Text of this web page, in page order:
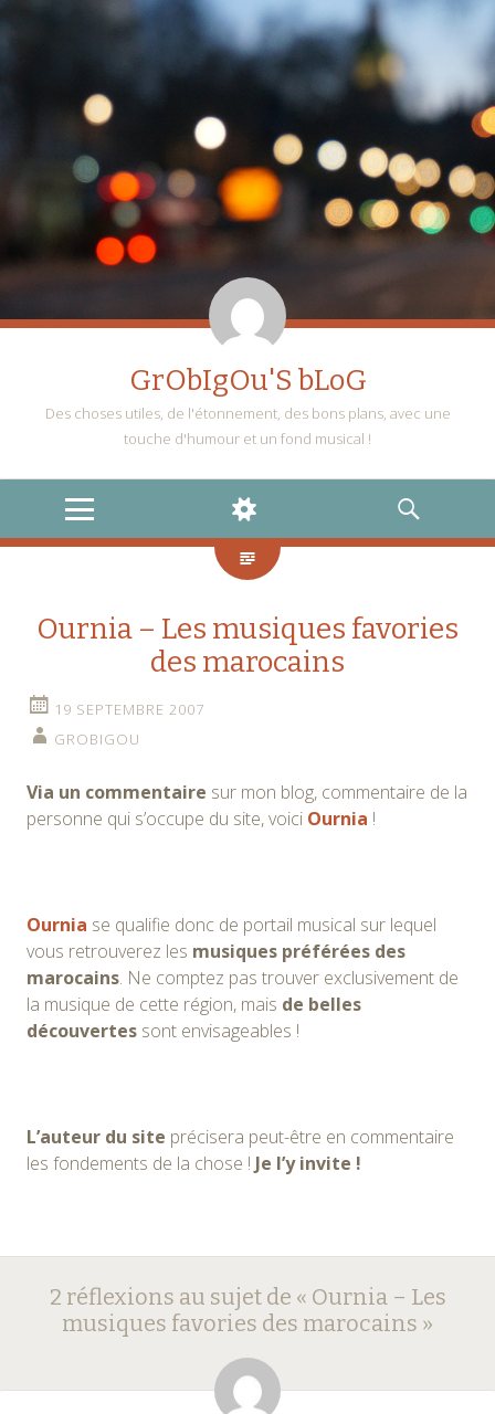
GrObIgOu'S bLoG
Des choses utiles, de l'étonnement, des bons plans, avec une
touche d'humour et un fond musical !
MENU
WIDGETS
RECHERCHE
Ournia – Les musiques favories
des marocains
19 SEPTEMBRE 2007
GROBIGOU
Via un commentaire sur mon blog, commentaire de la
personne qui s’occupe du site, voici Ournia !
Ournia se qualifie donc de portail musical sur lequel
vous retrouverez les musiques préférées des
marocains. Ne comptez pas trouver exclusivement de
la musique de cette région, mais de belles
découvertes sont envisageables !
L’auteur du site précisera peut-être en commentaire
les fondements de la chose ! Je l’y invite !
Navigation
des
articles
2 réflexions au sujet de « Ournia – Les
musiques favories des marocains »